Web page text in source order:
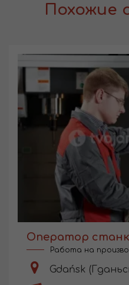
Похожие
Работа на
Gdańsk